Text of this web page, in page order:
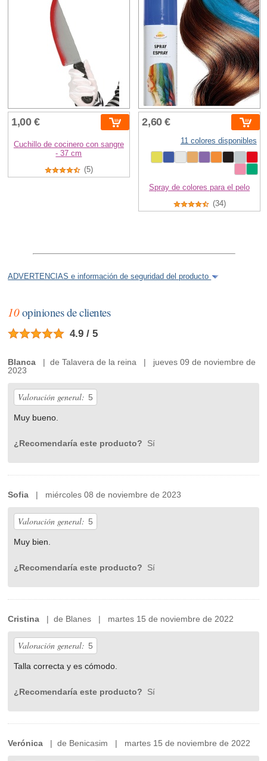
1,00 €
Cuchillo de cocinero con sangre
- 37 cm
(5)
2,60 €
11 colores disponibles
Spray de colores para el pelo
(34)
ADVERTENCIAS e información de seguridad del producto
10opiniones de clientes
4.9 / 5
Blanca | de Talavera de la reina | jueves 09 de noviembre de
2023
Valoración general: 5
Muy bueno.
¿Recomendaría este producto? Sí
Sofia | miércoles 08 de noviembre de 2023
Valoración general: 5
Muy bien.
¿Recomendaría este producto? Sí
Cristina | de Blanes | martes 15 de noviembre de 2022
Valoración general: 5
Talla correcta y es cómodo.
¿Recomendaría este producto? Sí
Verónica | de Benicasim | martes 15 de noviembre de 2022